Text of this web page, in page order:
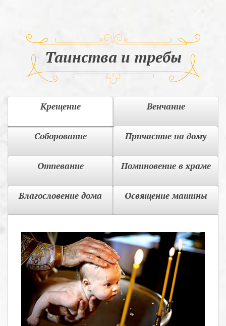
Таинства и требы
Крещение Венчание
Соборование Причастие на дому
Отпевание Поминовение в храме
Благословение дома Освящение машины